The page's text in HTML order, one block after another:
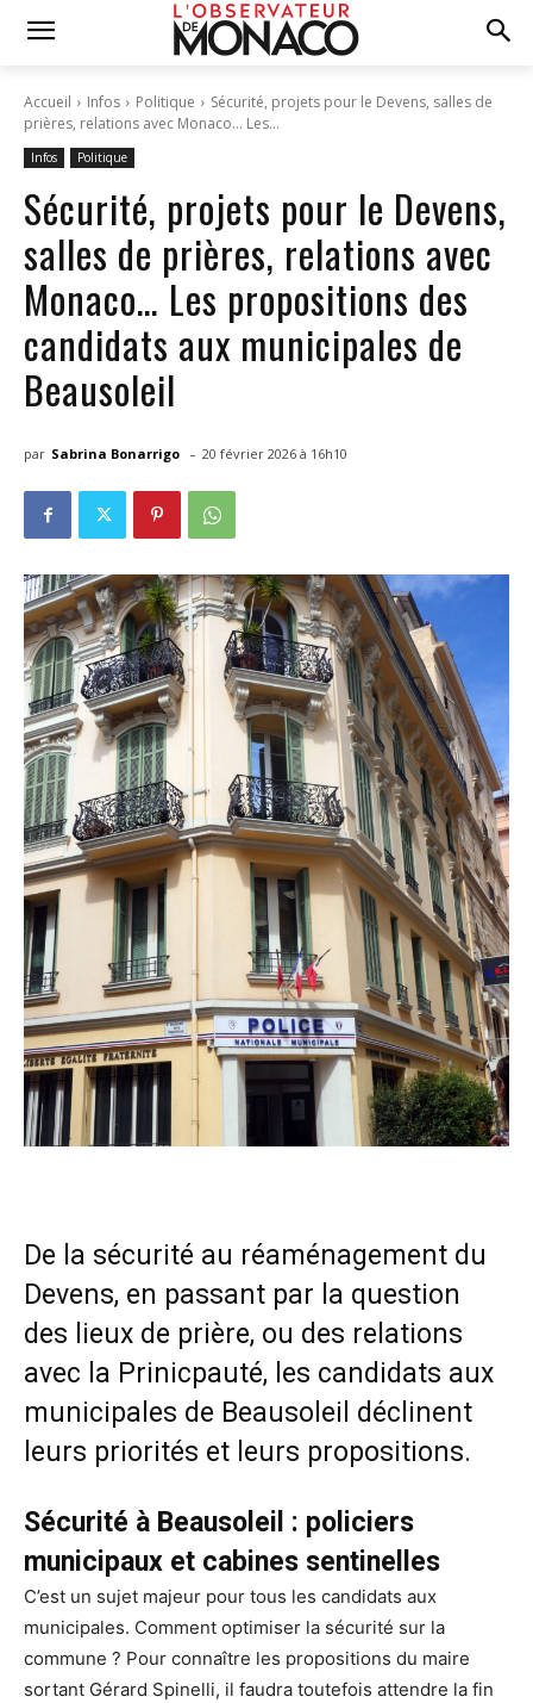
Accueil Infos Politique
Sécurité, projets pour le Devens, salles de
prières, relations avec Monaco... Les...
Infos Politique
Sécurité, projets pour le Devens,
salles de prières, relations avec
Monaco… Les propositions des
candidats aux municipales de
Beausoleil
par Sabrina Bonarrigo - 20 février 2026 à 16h10
De la sécurité au réaménagement du
Devens, en passant par la question
des lieux de prière, ou des relations
avec la Prinicpauté, les candidats aux
municipales de Beausoleil déclinent
leurs priorités et leurs propositions.
Sécurité à Beausoleil : policiers
municipaux et cabines sentinelles
C’est un sujet majeur pour tous les candidats aux
municipales. Comment optimiser la sécurité sur la
commune ? Pour connaître les propositions du maire
sortant Gérard Spinelli, il faudra toutefois attendre la fin